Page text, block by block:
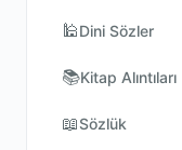
🕌Dini Sözler
📚Kitap Alıntıları
📖Sözlük